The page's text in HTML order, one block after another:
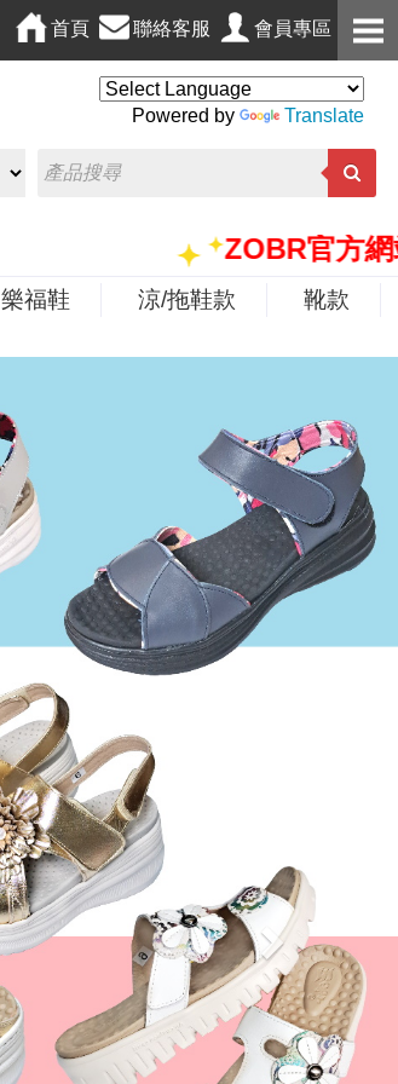
會員專區
聯絡客服
首頁
Powered by Translate
ZOBR官方網站，僅
樂福鞋 涼/拖鞋款
靴款
t